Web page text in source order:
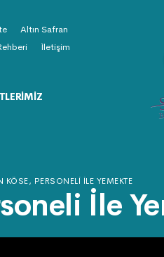
Altın Safran
İletişim
KÖSE, PERSONELI İLE YEMEKTE
İle